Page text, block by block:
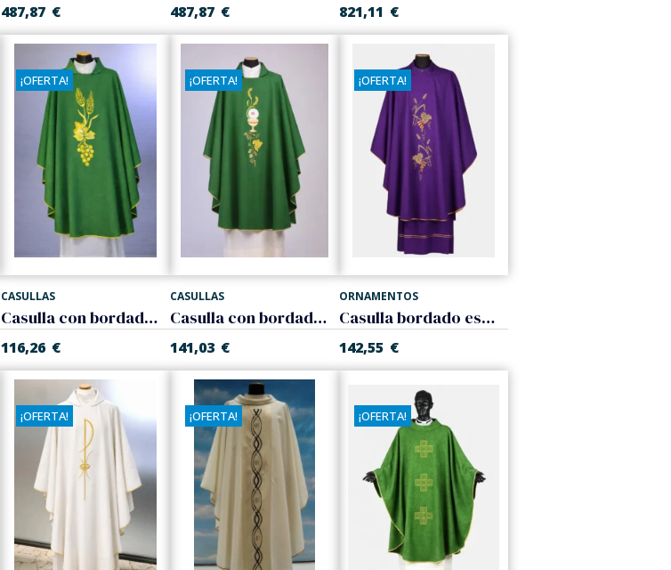
487,87 € 487,87 € 821,11 €
¡OFERTA!
CASULLAS
Casulla con bordado eucarístico
116,26 €
¡OFERTA!
CASULLAS
Casulla con bordado eucarístico
141,03 €
¡OFERTA!
ORNAMENTOS
Casulla bordado espigas y uvas
142,55 €
¡OFERTA! ¡OFERTA! ¡OFERTA!